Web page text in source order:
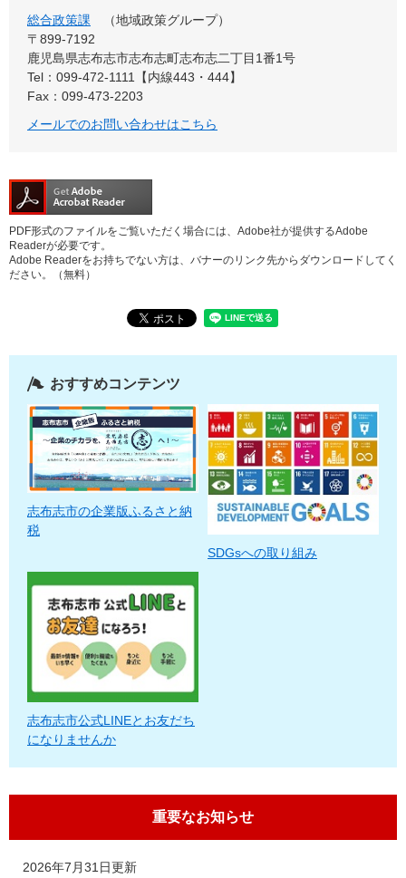
総合政策課
地域政策グループ
〒899‐7192
鹿児島県志布志市志布志町志布志二丁目1番1号
Tel：099-472-1111【内線443・444】
Fax：099-473-2203
メールでのお問い合わせはこちら
PDF形式のファイルをご覧いただく場合には、Adobe社が提供するAdobe
Readerが必要です。
Adobe Readerをお持ちでない方は、バナーのリンク先からダウンロードしてく
ださい。（無料）
おすすめコンテンツ
志布志市の企業版ふるさと納
税
SDGsへの取り組み
志布志市公式LINEとお友だち
になりませんか
重要なお知らせ
2026年7月31日更新